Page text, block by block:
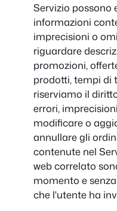
Servizio possono
informazioni
imprecisioni o
riguardare
promozioni,
prodotti, tempi di
riserviamo il
errori,
modificare o
annullare gli
contenute nel
web correlato
momento e
che l'utente ha